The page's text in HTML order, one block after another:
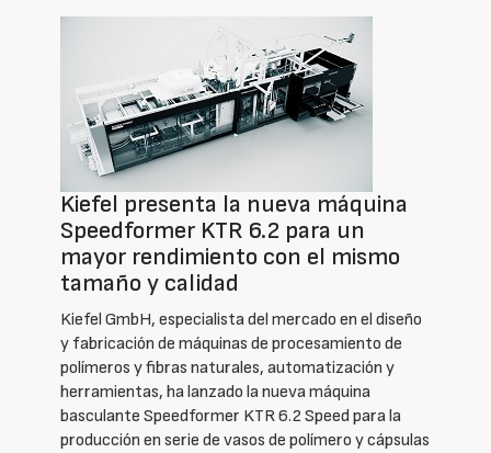
Kiefel presenta la nueva máquina
Speedformer KTR 6.2 para un
mayor rendimiento con el mismo
tamaño y calidad
Kiefel GmbH, especialista del mercado en el diseño
y fabricación de máquinas de procesamiento de
polímeros y fibras naturales, automatización y
herramientas, ha lanzado la nueva máquina
basculante Speedformer KTR 6.2 Speed para la
producción en serie de vasos de polímero y cápsulas